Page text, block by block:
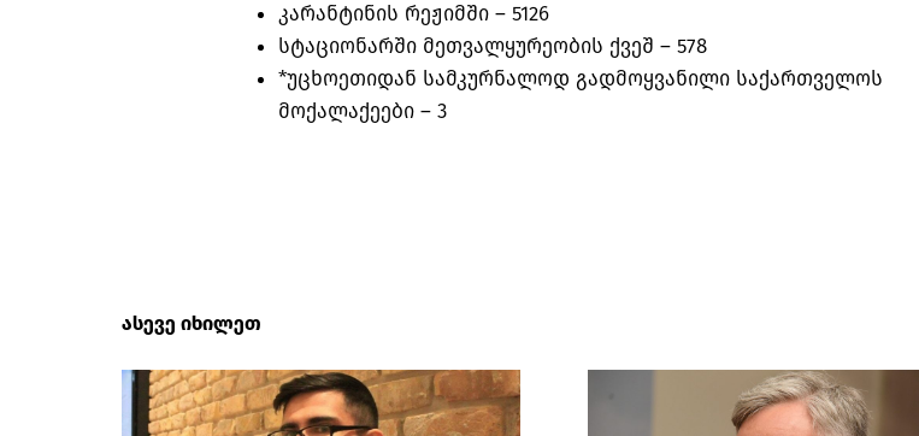
კარანტინის რეჟიმში – 5126
სტაციონარში მეთვალყურეობის ქვეშ – 578
*უცხოეთიდან სამკურნალოდ გადმოყვანილი საქართველოს
მოქალაქეები – 3
ასევე იხილეთ